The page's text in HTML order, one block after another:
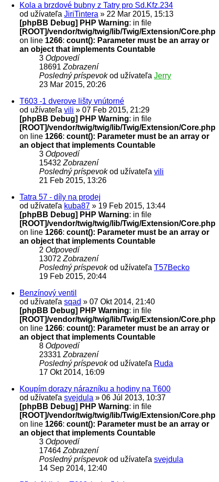
Kola a brzdové bubny z Tatry pro Sd.Kfz.234
od užívateľa JiriTintera » 22 Mar 2015, 15:13
[phpBB Debug] PHP Warning: in file
[ROOT]/vendor/twig/twig/lib/Twig/Extension/Core.php
on line 1266: count(): Parameter must be an array or
an object that implements Countable
3 Odpovedí
18691 Zobrazení
Posledný príspevokod užívateľa Jerry
23 Mar 2015, 20:26
T603 -1 dverove lišty vnútorné
od užívateľa vili » 07 Feb 2015, 21:29
[phpBB Debug] PHP Warning: in file
[ROOT]/vendor/twig/twig/lib/Twig/Extension/Core.php
on line 1266: count(): Parameter must be an array or
an object that implements Countable
3 Odpovedí
15432 Zobrazení
Posledný príspevokod užívateľa vili
21 Feb 2015, 13:26
Tatra 57 - díly na prodej
od užívateľa kuba87 » 19 Feb 2015, 13:44
[phpBB Debug] PHP Warning: in file
[ROOT]/vendor/twig/twig/lib/Twig/Extension/Core.php
on line 1266: count(): Parameter must be an array or
an object that implements Countable
2 Odpovedí
13072 Zobrazení
Posledný príspevokod užívateľa T57Becko
19 Feb 2015, 20:44
Benzínový ventil
od užívateľa sqad » 07 Okt 2014, 21:40
[phpBB Debug] PHP Warning: in file
[ROOT]/vendor/twig/twig/lib/Twig/Extension/Core.php
on line 1266: count(): Parameter must be an array or
an object that implements Countable
8 Odpovedí
23331 Zobrazení
Posledný príspevokod užívateľa Ruda
17 Okt 2014, 16:09
Koupím dorazy nárazníku a hodiny na T600
od užívateľa svejdula » 06 Júl 2013, 10:37
[phpBB Debug] PHP Warning: in file
[ROOT]/vendor/twig/twig/lib/Twig/Extension/Core.php
on line 1266: count(): Parameter must be an array or
an object that implements Countable
3 Odpovedí
17464 Zobrazení
Posledný príspevokod užívateľa svejdula
14 Sep 2014, 12:40